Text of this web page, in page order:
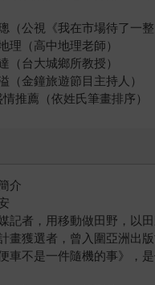
（公視《我在市場待了一整
理（高中地理老師）
（台大城鄉所教授）
（金鐘旅遊節目主持人）
推薦（依姓氏筆畫排序）
介
記者，用移動做田野，以
畫獲選者，曾入圍亞洲出
便車不是一件隨機的事》，